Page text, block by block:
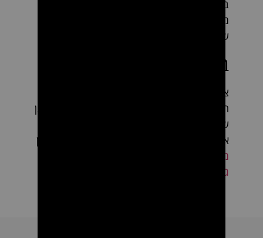
במהלך שעות ארוכות של שימוש. הגדרות
מתכווננות ולהבים מהונדסים מתאימים לסוגי
שיער וסגנונות שונים, ומבטיחים דיוק מרבי.
במיוחד למספרות גברים
ציוד למספרת גברים מצריך התמקדות בצרכים
הספציפיים של קהל היעד הזה. כדי להבטיח מתן
שירות מקיף, מומלץ להצטייד גם במכונת גילוח
איכותית. אם זה נחוץ לך, ניתן לרכוש באתר מגוון
מכונות גילוח
גילוח Ghost Collection JRL